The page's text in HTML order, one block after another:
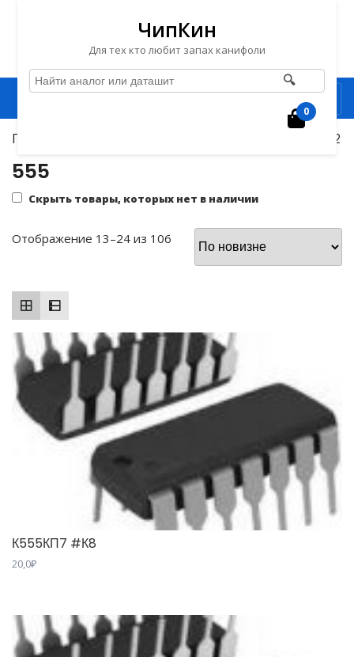
Перейти
содержимому
ЧипКин
Для тех кто любит запах канифоли
🔍
0
Главная / Страница 2
555
Скрыть товары, которых нет в наличии
Отображение 13–24 из 106
К555КП7 #К8
20,0₽